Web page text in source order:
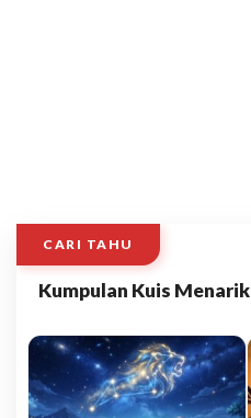
CARI TAHU
Kumpulan Kuis Menarik